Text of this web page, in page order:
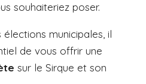
souhaiteriez poser.
municipales, il
de vous offrir une
sur le Sirque et son